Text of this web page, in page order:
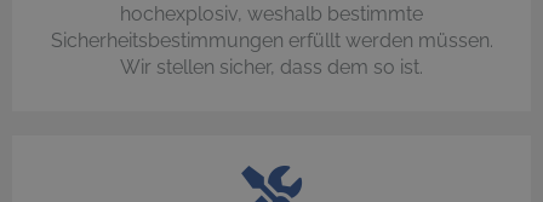
hochexplosiv, weshalb bestimmte
Sicherheitsbestimmungen erfüllt werden müssen.
Wir stellen sicher, dass dem so ist.